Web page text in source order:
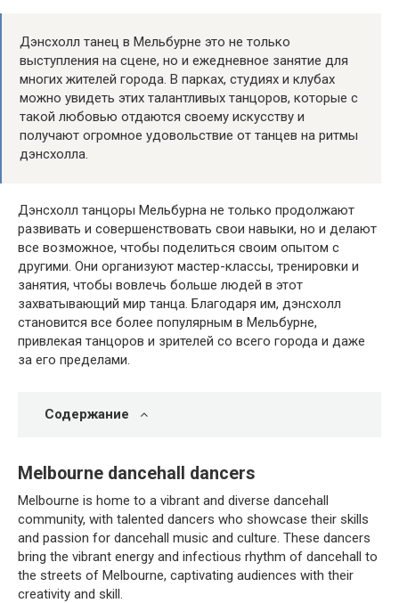
Дэнсхолл танец в Мельбурне это не только
выступления на сцене, но и ежедневное занятие для
многих жителей города. В парках, студиях и клубах
можно увидеть этих талантливых танцоров, которые с
такой любовью отдаются своему искусству и
получают огромное удовольствие от танцев на ритмы
дэнсхолла.
Дэнсхолл танцоры Мельбурна не только продолжают
развивать и совершенствовать свои навыки, но и делают
все возможное, чтобы поделиться своим опытом с
другими. Они организуют мастер-классы, тренировки и
занятия, чтобы вовлечь больше людей в этот
захватывающий мир танца. Благодаря им, дэнсхолл
становится все более популярным в Мельбурне,
привлекая танцоров и зрителей со всего города и даже
за его пределами.
Содержание
Melbourne dancehall dancers
Melbourne is home to a vibrant and diverse dancehall
community, with talented dancers who showcase their skills
and passion for dancehall music and culture. These dancers
bring the vibrant energy and infectious rhythm of dancehall to
the streets of Melbourne, captivating audiences with their
creativity and skill.